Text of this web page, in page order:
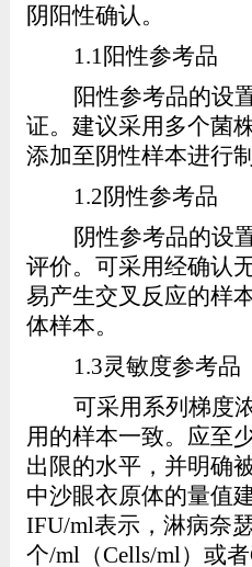
阴阳性确认。
1.1 阳性参考品
阳性参考品的设
证。建议采用多个菌
添加至阴性样本进行制
1.2阴性参考品
阴性参考品的设
评价。可采用经确认
易产生交叉反应的样
体样本。
1.3灵敏度参考品
可采用系列梯度
用的样本一致。 应至
出限的水平，并明确
中沙眼衣原体的量值
IFU/ml表示，淋病奈
个/ml （Cells/ml ）或者